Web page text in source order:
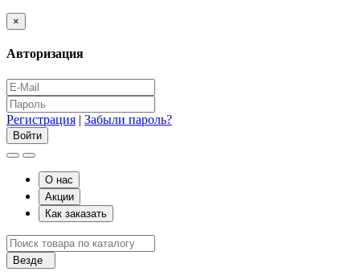
×
Авторизация
Регистрация | Забыли пароль?
О нас
Акции
Как заказать
Везде